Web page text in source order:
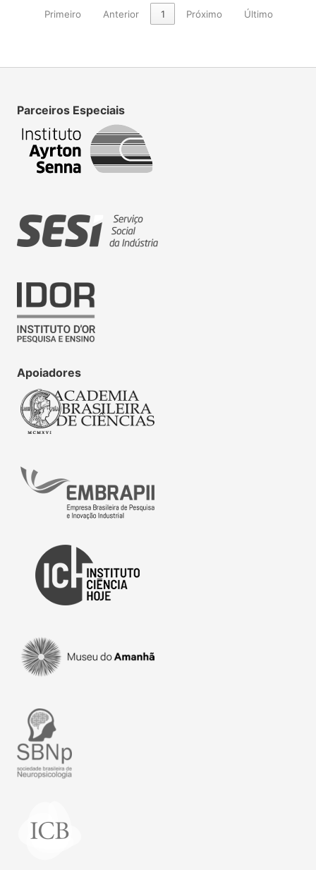
Primeiro Anterior 1 Próximo Último
Parceiros Especiais
Apoiadores